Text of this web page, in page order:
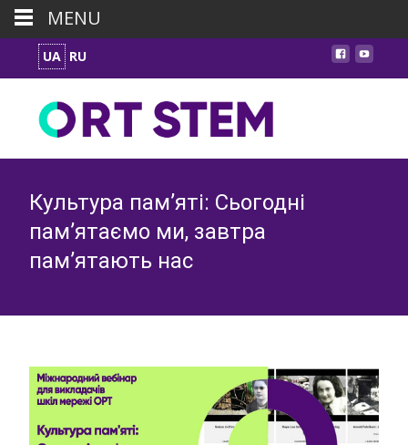
UA RU
Культура пам’яті: Сьогодні
пам’ятаємо ми, завтра
пам’ятають нас
MENU